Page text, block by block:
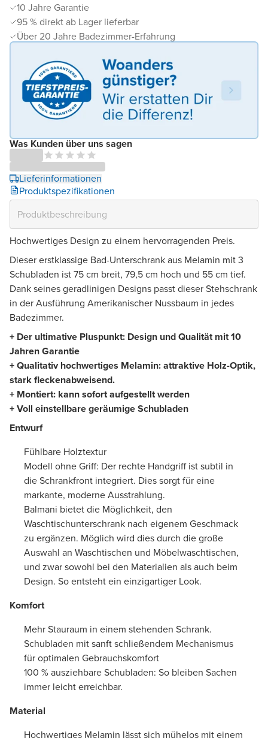
10 Jahre Garantie
95 % direkt ab Lager lieferbar
Über 20 Jahre Badezimmer-Erfahrung
Was Kunden über uns sagen
Lieferinformationen
Produktspezifikationen
Hochwertiges Design zu einem hervorragenden Preis.
Dieser erstklassige Bad-Unterschrank aus Melamin mit 3
Schubladen ist 75 cm breit, 79,5 cm hoch und 55 cm tief.
Dank seines geradlinigen Designs passt dieser Stehschrank
in der Ausführung Amerikanischer Nussbaum in jedes
Badezimmer.
+ Der ultimative Pluspunkt: Design und Qualität mit 10
Jahren Garantie
+ Qualitativ hochwertiges Melamin: attraktive Holz-Optik,
stark fleckenabweisend.
+ Montiert: kann sofort aufgestellt werden
+ Voll einstellbare geräumige Schubladen
Entwurf
Fühlbare Holztextur
Modell ohne Griff: Der rechte Handgriff ist subtil in
die Schrankfront integriert. Dies sorgt für eine
markante, moderne Ausstrahlung.
Balmani bietet die Möglichkeit, den
Waschtischunterschrank nach eigenem Geschmack
zu ergänzen. Möglich wird dies durch die große
Auswahl an Waschtischen und Möbelwaschtischen,
und zwar sowohl bei den Materialien als auch beim
Design. So entsteht ein einzigartiger Look.
Komfort
Mehr Stauraum in einem stehenden Schrank.
Schubladen mit sanft schließendem Mechanismus
für optimalen Gebrauchskomfort
100 % ausziehbare Schubladen: So bleiben Sachen
immer leicht erreichbar.
Material
Hochwertiges Melamin lässt sich mühelos mit einem